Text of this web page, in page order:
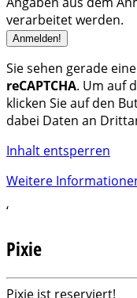
verarbeitet werden.
Sie sehen gerade
reCAPTCHA. Um auf
klicken Sie auf den
dabei Daten an
Inhalt entsperren
Weitere
‘
Pixie
Pixie ist reserviert!